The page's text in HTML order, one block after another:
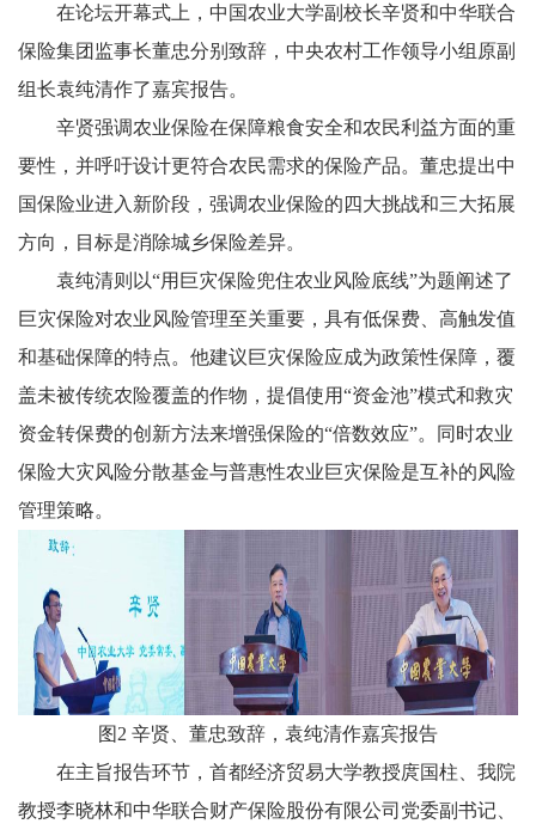
在论坛开幕式上，中国农业大学副校长辛贤和中华联合
保险集团监事长董忠分别致辞，中央农村工作领导小组原副
组长袁纯清作了嘉宾报告。
辛贤强调农业保险在保障粮食安全和农民利益方面的重
要性，并呼吁设计更符合农民需求的保险产品。董忠提出中
国保险业进入新阶段，强调农业保险的四大挑战和三大拓展
方向，目标是消除城乡保险差异。
袁纯清则以“用巨灾保险兜住农业风险底线”为题阐述了
巨灾保险对农业风险管理至关重要，具有低保费、高触发值
和基础保障的特点。他建议巨灾保险应成为政策性保障，覆
盖未被传统农险覆盖的作物，提倡使用“资金池”模式和救灾
资金转保费的创新方法来增强保险的“倍数效应”。同时农业
保险大灾风险分散基金与普惠性农业巨灾保险是互补的风险
管理策略。
图2 辛贤、董忠致辞，袁纯清作嘉宾报告
在主旨报告环节，首都经济贸易大学教授庹国柱、我院
教授李晓林和中华联合财产保险股份有限公司党委副书记、